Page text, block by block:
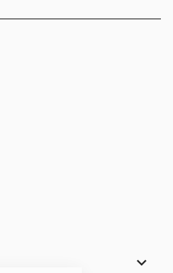
